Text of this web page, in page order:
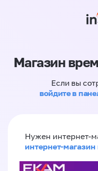
Магазин
Если вы
войдите в
Нужен интернет-
интернет-